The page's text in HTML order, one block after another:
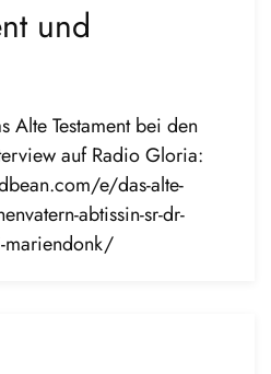
und
Alte Testament bei den
auf Radio Gloria:
e/das-alte-
abtissin-sr-dr-
mariendonk/